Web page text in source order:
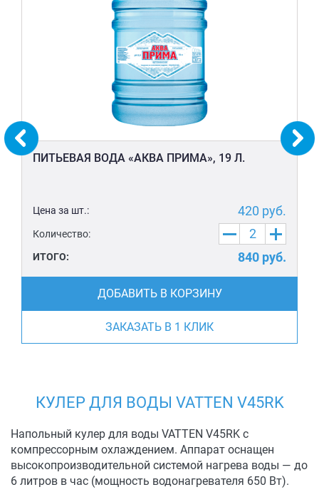
ПИТЬЕВАЯ ВОДА «АКВА ПРИМА», 19 Л.
Цена за шт.: 420 руб.
Количество:
ИТОГО: 840 руб.
ДОБАВИТЬ В КОРЗИНУ
ЗАКАЗАТЬ В 1 КЛИК
КУЛЕР ДЛЯ ВОДЫ VATTEN V45RK
Напольный кулер для воды VATTEN V45RK с
компрессорным охлаждением. Аппарат оснащен
высокопроизводительной системой нагрева воды — до
6 литров в час (мощность водонагревателя 650 Вт).